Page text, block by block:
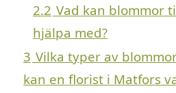
2.2 Vad kan blommor
hjälpa med?
3 Vilka typer av
kan en florist i Matfors